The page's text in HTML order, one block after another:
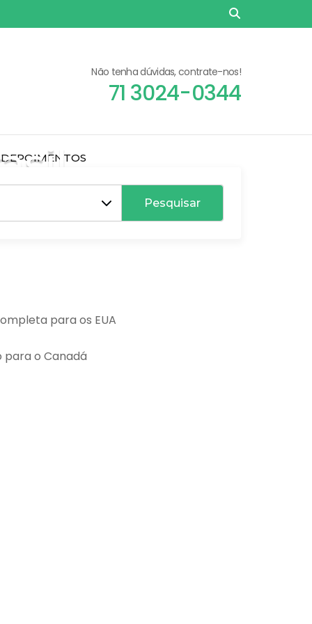
Não tenha dúvidas, contrate-nos!
71 3024-0344
DEPOIMENTOS
Pesquisar